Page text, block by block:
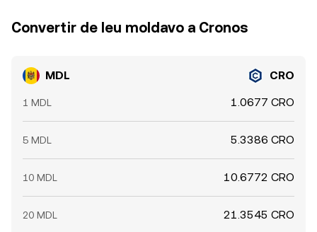
Convertir de leu moldavo a Cronos
MDL CRO
1 MDL 1.0677 CRO
5 MDL 5.3386 CRO
10 MDL 10.6772 CRO
20 MDL 21.3545 CRO